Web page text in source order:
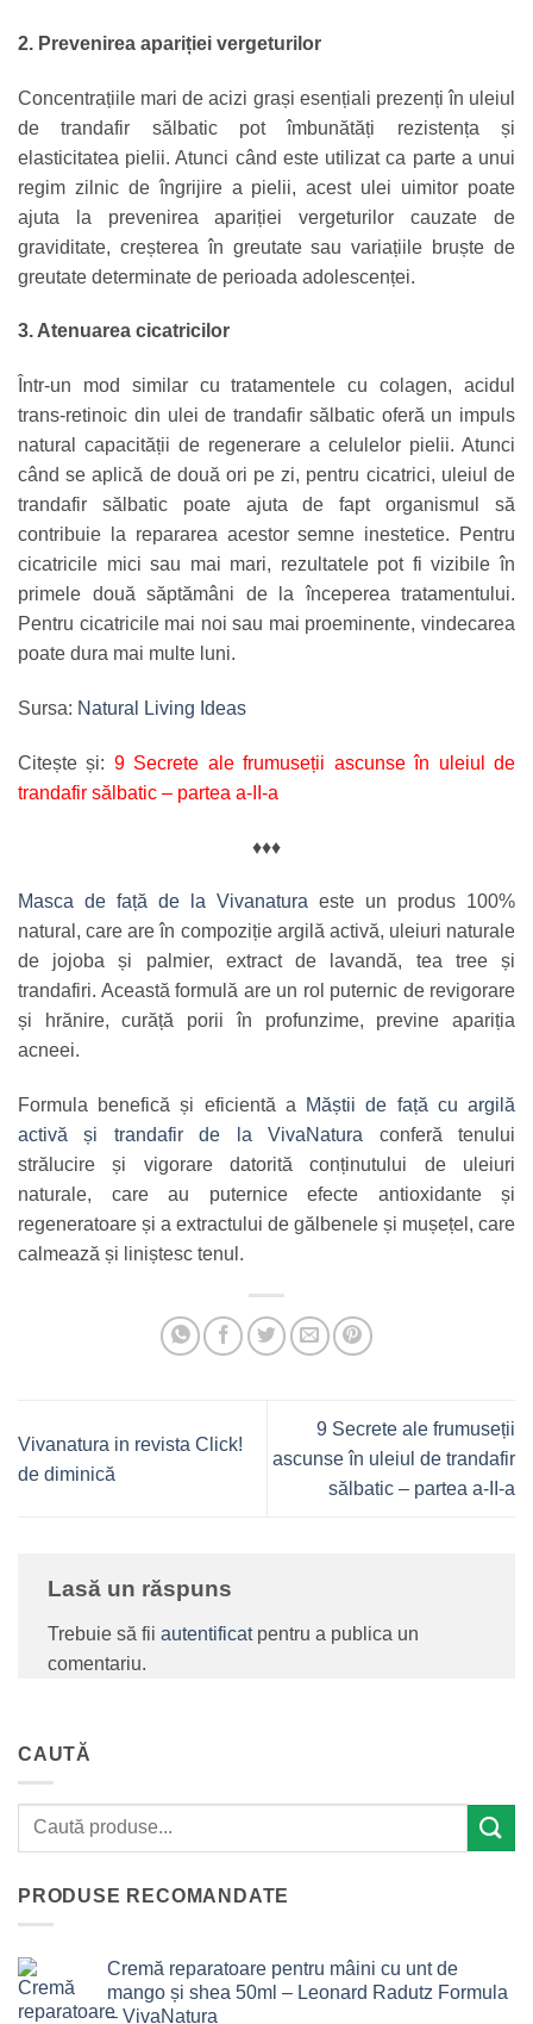
2. Prevenirea apariției vergeturilor
Concentrațiile mari de acizi grași esențiali prezenți în uleiul
de trandafir sălbatic pot îmbunătăți rezistența și
elasticitatea pielii. Atunci când este utilizat ca parte a unui
regim zilnic de îngrijire a pielii, acest ulei uimitor poate
ajuta la prevenirea apariției vergeturilor cauzate de
graviditate, creșterea în greutate sau variațiile bruște de
greutate determinate de perioada adolescenței.
3. Atenuarea cicatricilor
Într-un mod similar cu tratamentele cu colagen, acidul
trans-retinoic din ulei de trandafir sălbatic oferă un impuls
natural capacității de regenerare a celulelor pielii. Atunci
când se aplică de două ori pe zi, pentru cicatrici, uleiul de
trandafir sălbatic poate ajuta de fapt organismul să
contribuie la repararea acestor semne inestetice. Pentru
cicatricile mici sau mai mari, rezultatele pot fi vizibile în
primele două săptămâni de la începerea tratamentului.
Pentru cicatricile mai noi sau mai proeminente, vindecarea
poate dura mai multe luni.
Sursa: Natural Living Ideas
Citește și: 9 Secrete ale frumuseții ascunse în uleiul de
trandafir sălbatic – partea a-II-a
♦♦♦
Masca de față de la Vivanatura este un produs 100%
natural, care are în compoziție argilă activă, uleiuri naturale
de jojoba și palmier, extract de lavandă, tea tree și
trandafiri. Această formulă are un rol puternic de revigorare
și hrănire, curăță porii în profunzime, previne apariția
acneei.
Formula benefică și eficientă a Măștii de față cu argilă
activă și trandafir de la VivaNatura conferă tenului
strălucire și vigorare datorită conținutului de uleiuri
naturale, care au puternice efecte antioxidante și
regeneratoare și a extractului de gălbenele și mușețel, care
calmează și liniștesc tenul.
Vivanatura in revista Click!
de diminică
9 Secrete ale frumuseții
ascunse în uleiul de trandafir
sălbatic – partea a-II-a
Lasă un răspuns
Trebuie să fii autentificatpentru a publica un
comentariu.
CAUTĂ
PRODUSE RECOMANDATE
Cremă reparatoare pentru mâini cu unt de
mango și shea 50ml – Leonard Radutz Formula
– VivaNatura